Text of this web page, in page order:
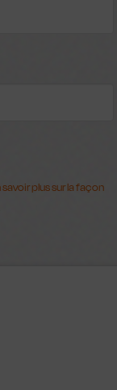
savoir plus sur la façon